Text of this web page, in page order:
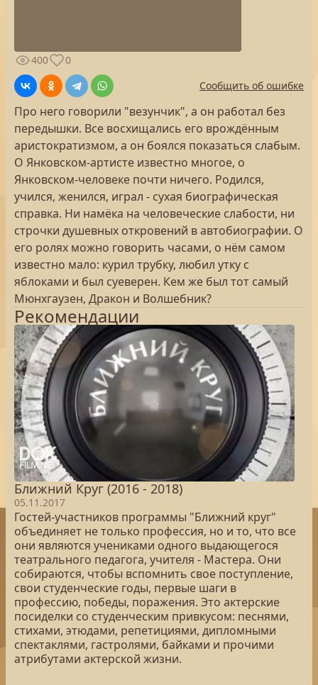
400
0
Сообщить об ошибке
Про него говорили "везунчик", а он работал без
передышки. Все восхищались его врождённым
аристократизмом, а он боялся показаться слабым.
О Янковском-артисте известно многое, о
Янковском-человеке почти ничего. Родился,
учился, женился, играл - сухая биографическая
справка. Ни намёка на человеческие слабости, ни
строчки душевных откровений в автобиографии. О
его ролях можно говорить часами, о нём самом
известно мало: курил трубку, любил утку с
яблоками и был суеверен. Кем же был тот самый
Мюнхгаузен, Дракон и Волшебник?
Рекомендации
Ближний Круг (2016 - 2018)
05.11.2017
Гостей-участников программы "Ближний круг"
объединяет не только профессия, но и то, что все
они являются учениками одного выдающегося
театрального педагога, учителя - Мастера. Они
собираются, чтобы вспомнить свое поступление,
свои студенческие годы, первые шаги в
профессию, победы, поражения. Это актерские
посиделки со студенческим привкусом: песнями,
стихами, этюдами, репетициями, дипломными
спектаклями, гастролями, байками и прочими
атрибутами актерской жизни.